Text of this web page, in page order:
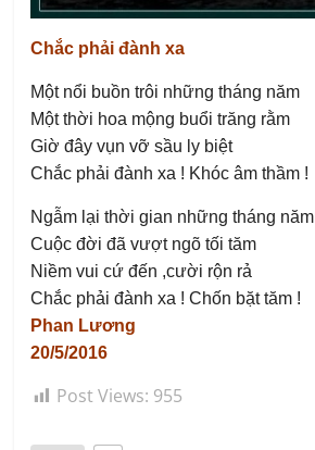
Chắc phải đành xa
Một nổi buồn trôi những tháng năm
Một thời hoa mộng buổi trăng rằm
Giờ đây vụn vỡ sầu ly biệt
Chắc phải đành xa ! Khóc âm thầm !
Ngẫm lại thời gian những tháng năm
Cuộc đời đã vượt ngõ tối tăm
Niềm vui cứ đến ,cười rộn rả
Chắc phải đành xa ! Chốn bặt tăm !
Phan Lương
20/5/2016
Post Views: 955